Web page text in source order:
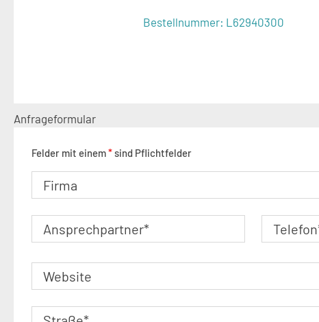
Bestellnummer: L62940300
Anfrageformular
Felder mit einem*sind Pflichtfelder